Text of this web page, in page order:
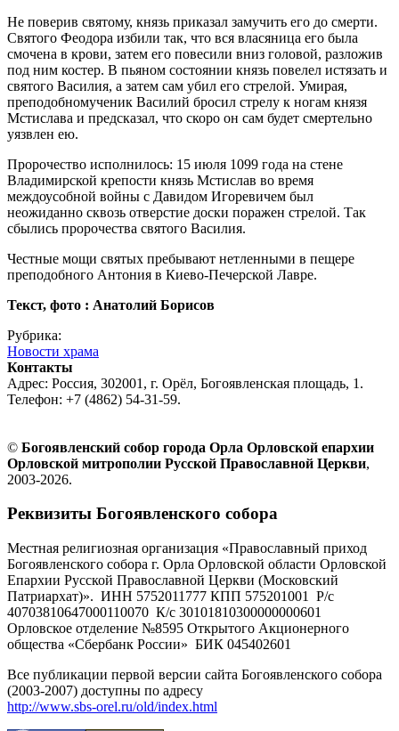
Не поверив святому, князь приказал замучить его до смерти.
Святого Феодора избили так, что вся власяница его была
смочена в крови, затем его повесили вниз головой, разложив
под ним костер. В пьяном состоянии князь повелел истязать и
святого Василия, а затем сам убил его стрелой. Умирая,
преподобномученик Василий бросил стрелу к ногам князя
Мстислава и предсказал, что скоро он сам будет смертельно
уязвлен ею.
Пророчество исполнилось: 15 июля 1099 года на стене
Владимирской крепости князь Мстислав во время
междоусобной войны с Давидом Игоревичем был
неожиданно сквозь отверстие доски поражен стрелой. Так
сбылись пророчества святого Василия.
Честные мощи святых пребывают нетленными в пещере
преподобного Антония в Киево-Печерской Лавре.
Текст, фото : Анатолий Борисов
Рубрика:
Новости храма
Контакты
Адрес: Россия, 302001, г. Орёл, Богоявленская площадь, 1.
Телефон: +7 (4862) 54-31-59.
© Богоявленский собор города Орла Орловской епархии
Орловской митрополии Русской Православной Церкви,
2003-2026.
Реквизиты Богоявленского собора
Местная религиозная организация «Православный приход
Богоявленского собора г. Орла Орловской области Орловской
Епархии Русской Православной Церкви (Московский
Патриархат)». ИНН 5752011777 КПП 575201001 Р/с
40703810647000110070 К/с 30101810300000000601
Орловское отделение №8595 Открытого Акционерного
общества «Сбербанк России» БИК 045402601
Все публикации первой версии сайта Богоявленского собора
(2003-2007) доступны по адресу
http://www.sbs-orel.ru/old/index.html